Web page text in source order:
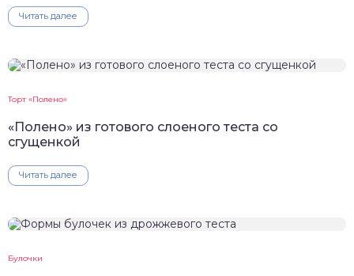
Читать далее
Торт «Полено»
«Полено» из готового слоеного теста со
сгущенкой
Читать далее
Булочки